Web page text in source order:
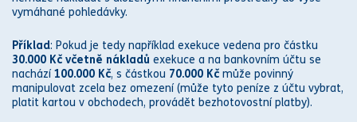
vymáhané pohledávky.
Příklad: Pokud je tedy například exekuce vedena pro částku
30.000 Kč včetně nákladů exekuce a na bankovním účtu se
nachází100.000 Kč, s částkou 70.000 Kč může povinný
manipulovat zcela bez omezení (může tyto peníze z účtu vybrat,
platit kartou v obchodech, provádět bezhotovostní platby).